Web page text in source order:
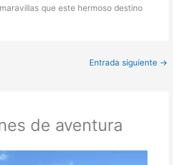
que este hermoso destino
Entrada siguiente →
de aventura